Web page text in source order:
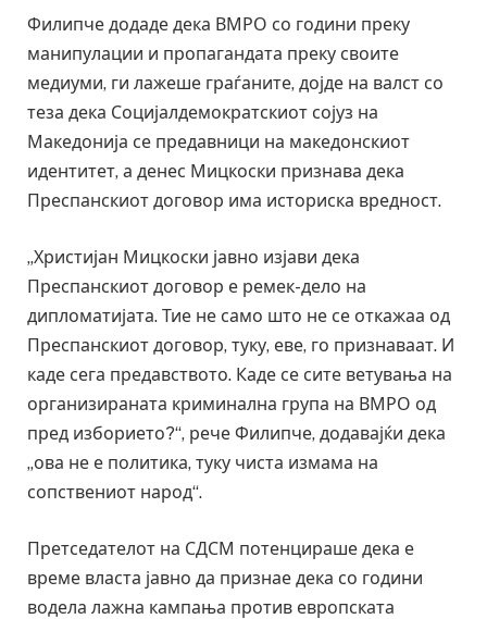
Филипче додаде дека ВМРО со години преку
манипулации и пропагандата преку своите
медиуми, ги лажеше граѓаните, дојде на валст со
теза дека Социјалдемократскиот сојуз на
Македонија се предавници на македонскиот
идентитет, а денес Мицкоски признава дека
Преспанскиот договор има историска вредност.
„Христијан Мицкоски јавно изјави дека
Преспанскиот договор е ремек-дело на
дипломатијата. Тие не само што не се откажаа од
Преспанскиот договор, туку, еве, го признаваат. И
каде сега предавството. Каде се сите ветувања на
организираната криминална група на ВМРО од
пред изборието?“, рече Филипче, додавајќи дека
„ова не е политика, туку чиста измама на
сопствениот народ“.
Претседателот на СДСМ потенцираше дека е
време власта јавно да признае дека со години
водела лажна кампања против европската